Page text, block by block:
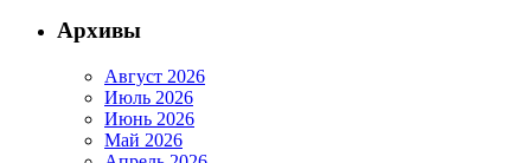
Архивы
Август 2026
Июль 2026
Июнь 2026
Май 2026